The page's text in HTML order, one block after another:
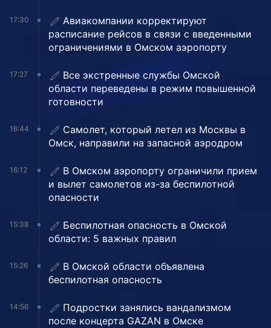
17:30
Авиакомпании корректируют
расписание рейсов в связи с введенными
ограничениями в Омском аэропорту
17:27
Все экстренные службы Омской
области переведены в режим повышенной
готовности
16:44
Самолет, который летел из Москвы в
Омск, направили на запасной аэродром
16:12
В Омском аэропорту ограничили прием
и вылет самолетов из-за беспилотной
опасности
15:38
Беспилотная опасность в Омской
области: 5 важных правил
15:26
В Омской области объявлена
беспилотная опасность
14:56
Подростки занялись вандализмом
после концерта GAZAN в Омске